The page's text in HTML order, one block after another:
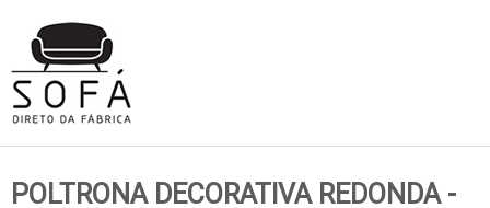
POLTRONA DECORATIVA REDONDA -